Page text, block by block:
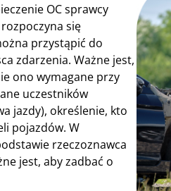
OC sprawcy
się
przystąpić do
zdarzenia. Ważne jest,
ono wymagane przy
uczestników
jazdy), określenie, kto
pojazdów. W
rzeczoznawca
jest, aby zadbać o